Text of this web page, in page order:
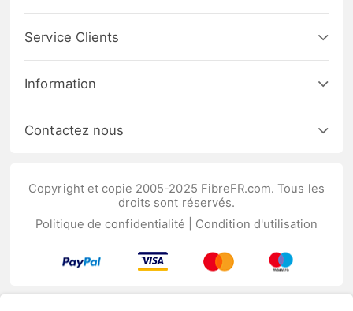
Service Clients
Information
Contactez nous
Copyright et copie 2005-2025 FibreFR.com. Tous les
droits sont réservés.
Politique de confidentialité
Condition d'utilisation